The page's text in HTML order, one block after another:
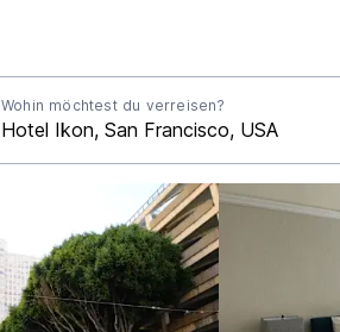
Wohin möchtest du verreisen?